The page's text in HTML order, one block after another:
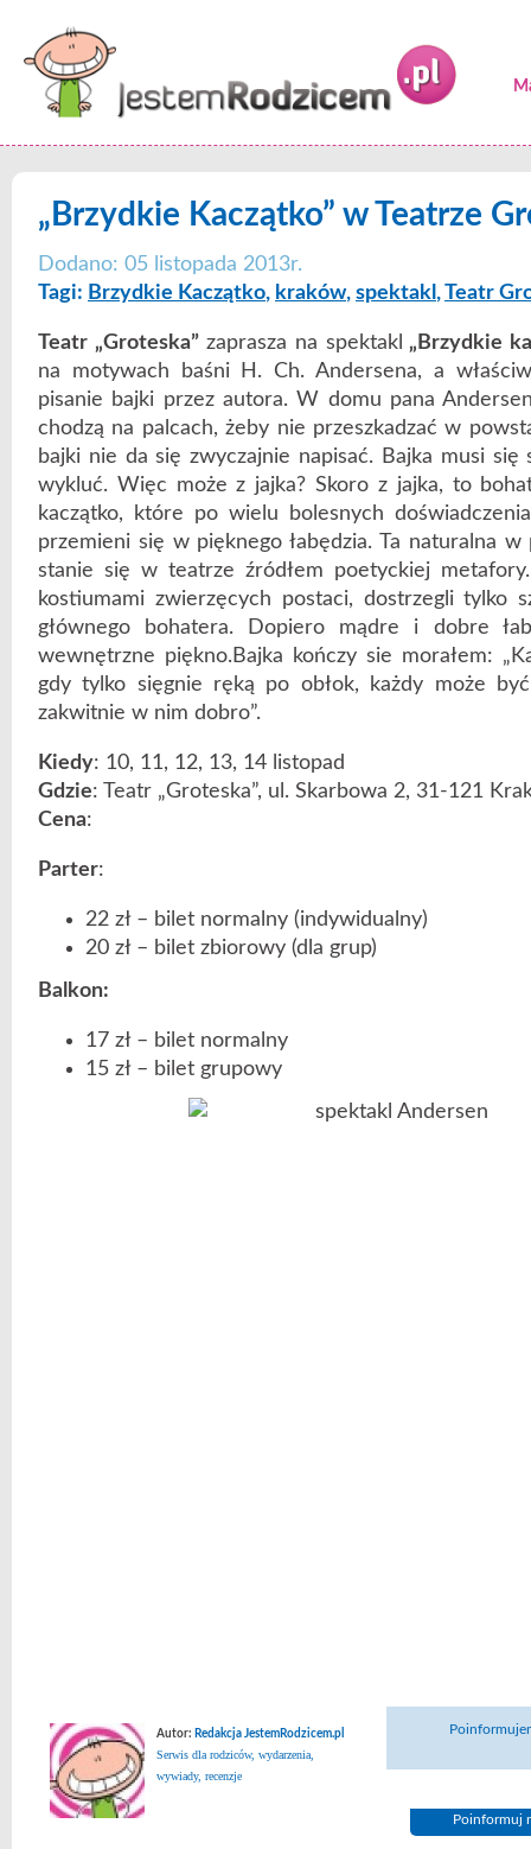
„Brzydkie Kaczątko” w Teatrze
Dodano: 05 listopada 2013r.
Tagi: Brzydkie Kaczątko, kraków, spektakl ,Teatr
Teatr „Groteska”zaprasza na spektakl „Brzydkie
na motywach baśni H. Ch. Andersena, a
pisanie bajki przez autora. W domu pana
chodzą na palcach, żeby nie przeszkadzać w
bajki nie da się zwyczajnie napisać. Bajka musi
wykluć. Więc może z jajka? Skoro z jajka, to
kaczątko, które po wielu bolesnych
przemieni się w pięknego łabędzia. Ta naturalna
stanie się w teatrze źródłem poetyckiej
kostiumami zwierzęcych postaci, dostrzegli tylko
głównego bohatera. Dopiero mądre i dobre
wewnętrzne piękno.Bajka kończy sie morałem:
gdy tylko sięgnie ręką po obłok, każdy może
zakwitnie w nim dobro”.
Kiedy: 10, 11, 12, 13, 14 listopad
Gdzie: Teatr „Groteska”, ul. Skarbowa 2, 31-121
Cena:
Parter:
22 zł – bilet normalny (indywidualny)
20 zł – bilet zbiorowy (dla grup)
Balkon:
17 zł – bilet normalny
15 zł – bilet grupowy
Autor: Redakcja JestemRodzicem.pl
Serwis dla rodziców, wydarzenia,
wywiady, recenzje
Poinformuj